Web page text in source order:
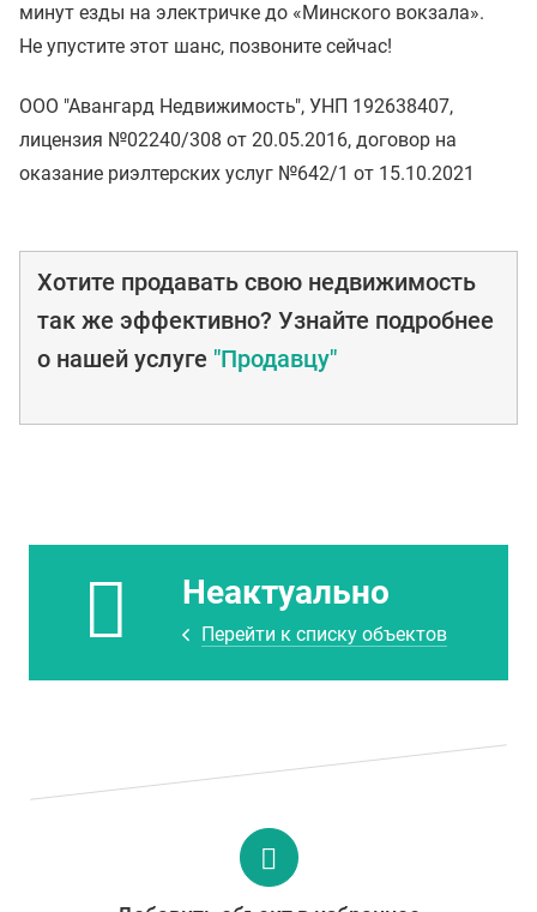
минут езды на электричке до «Минского вокзала».
Не упустите этот шанс, позвоните сейчас!
ООО "Авангард Недвижимость", УНП 192638407,
лицензия №02240/308 от 20.05.2016, договор на
оказание риэлтерских услуг №642/1 от 15.10.2021
Хотите продавать свою недвижимость
так же эффективно? Узнайте подробнее
о нашей услуге "Продавцу"
Неактуально
Перейти к списку объектов